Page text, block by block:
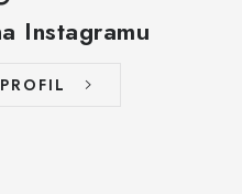
Instagramu